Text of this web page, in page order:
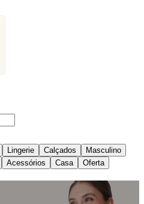
Lingerie Calçados
Masculino
Acessórios Casa Oferta